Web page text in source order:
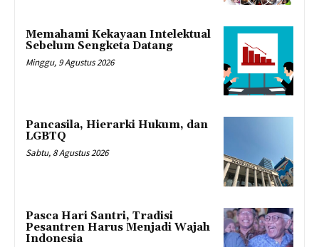
Memahami Kekayaan Intelektual
Sebelum Sengketa Datang
Minggu, 9 Agustus 2026
Pancasila, Hierarki Hukum, dan
LGBTQ
Sabtu, 8 Agustus 2026
Pasca Hari Santri, Tradisi
Pesantren Harus Menjadi Wajah
Indonesia